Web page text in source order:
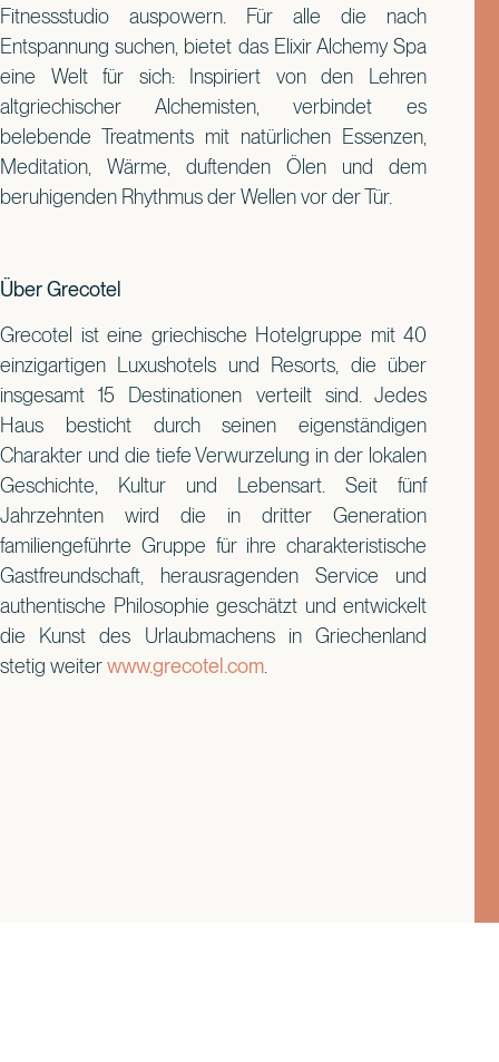
Fitnessstudio auspowern. Für alle die nach
Entspannung suchen, bietet das Elixir Alchemy Spa
eine Welt für sich: Inspiriert von den Lehren
altgriechischer Alchemisten, verbindet es
belebende Treatments mit natürlichen Essenzen,
Meditation, Wärme, duftenden Ölen und dem
beruhigenden Rhythmus der Wellen vor der Tür.
Über Grecotel
Grecotel ist eine griechische Hotelgruppe mit 40
einzigartigen Luxushotels und Resorts, die über
insgesamt 15 Destinationen verteilt sind. Jedes
Haus besticht durch seinen eigenständigen
Charakter und die tiefe Verwurzelung in der lokalen
Geschichte, Kultur und Lebensart. Seit fünf
Jahrzehnten wird die in dritter Generation
familiengeführte Gruppe für ihre charakteristische
Gastfreundschaft, herausragenden Service und
authentische Philosophie geschätzt und entwickelt
die Kunst des Urlaubmachens in Griechenland
stetig weiterwww.grecotel.com.